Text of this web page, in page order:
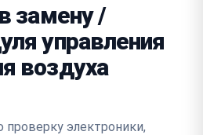
замену /
управления
воздуха
электроники,